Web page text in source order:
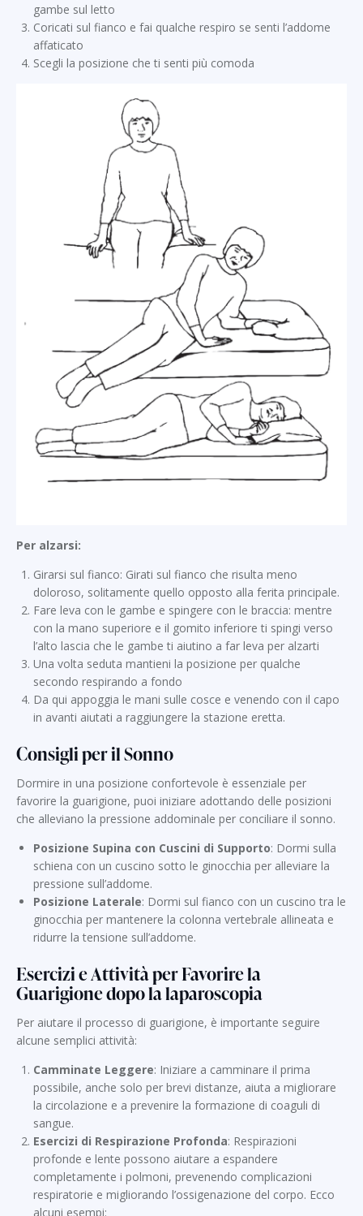
gambe sul letto
Coricati sul fianco e fai qualche respiro se senti l’addome
affaticato
Scegli la posizione che ti senti più comoda
Per alzarsi:
Girarsi sul fianco: Girati sul fianco che risulta meno
doloroso, solitamente quello opposto alla ferita principale.
Fare leva con le gambe e spingere con le braccia: mentre
con la mano superiore e il gomito inferiore ti spingi verso
l’alto lascia che le gambe ti aiutino a far leva per alzarti
Una volta seduta mantieni la posizione per qualche
secondo respirando a fondo
Da qui appoggia le mani sulle cosce e venendo con il capo
in avanti aiutati a raggiungere la stazione eretta.
Consigli per il Sonno
Dormire in una posizione confortevole è essenziale per
favorire la guarigione, puoi iniziare adottando delle posizioni
che alleviano la pressione addominale per conciliare il sonno.
Posizione Supina con Cuscini di Supporto: Dormi sulla
schiena con un cuscino sotto le ginocchia per alleviare la
pressione sull’addome.
Posizione Laterale: Dormi sul fianco con un cuscino tra le
ginocchia per mantenere la colonna vertebrale allineata e
ridurre la tensione sull’addome.
Esercizi e Attività per Favorire la
Guarigione dopo la laparoscopia
Per aiutare il processo di guarigione, è importante seguire
alcune semplici attività:
Camminate Leggere: Iniziare a camminare il prima
possibile, anche solo per brevi distanze, aiuta a migliorare
la circolazione e a prevenire la formazione di coaguli di
sangue.
Esercizi di Respirazione Profonda: Respirazioni
profonde e lente possono aiutare a espandere
completamente i polmoni, prevenendo complicazioni
respiratorie e migliorando l’ossigenazione del corpo. Ecco
alcuni esempi: